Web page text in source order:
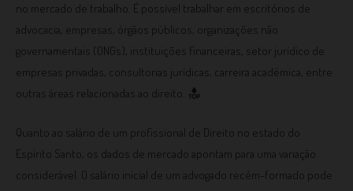
no mercado de trabalho. É possível trabalhar em escritórios de
advocacia, empresas, órgãos públicos, organizações não
governamentais (ONGs), instituições financeiras, setor jurídico de
empresas privadas, consultorias jurídicas, carreira acadêmica, entre
outras áreas relacionadas ao direito.
Quanto ao salário de um profissional de Direito no estado do
Espírito Santo, os dados de mercado apontam para uma variação
considerável. O salário inicial de um advogado recém-formado pode